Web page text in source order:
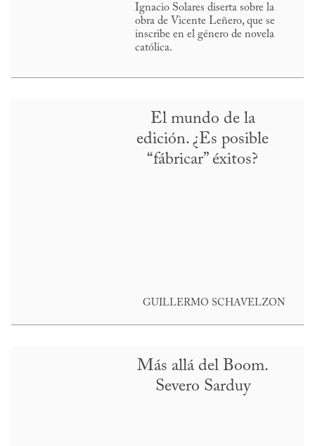
Ignacio Solares diserta sobre la
obra de Vicente Leñero, que se
inscribe en el género de novela
católica.
El mundo de la
edición. ¿Es posible
“fábricar” éxitos?
GUILLERMO SCHAVELZON
Más allá del Boom.
Severo Sarduy